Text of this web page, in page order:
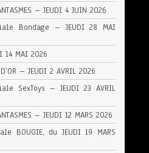
– JEUDI 4 JUIN 2026
Bondage – JEUDI 28 MAI
14 MAI 2026
D’OR – JEUDI 2 AVRIL 2026
SexToys – JEUDI 23 AVRIL
– JEUDI 12 MARS 2026
BOUGIE, du JEUDI 19 MARS